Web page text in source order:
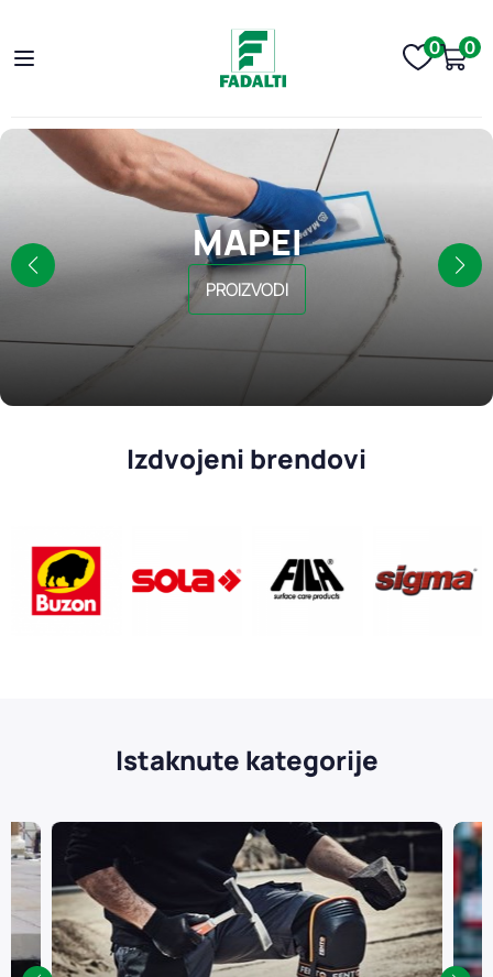
0 0
MAPEI
PROIZVODI
Izdvojeni brendovi
Istaknute kategorije